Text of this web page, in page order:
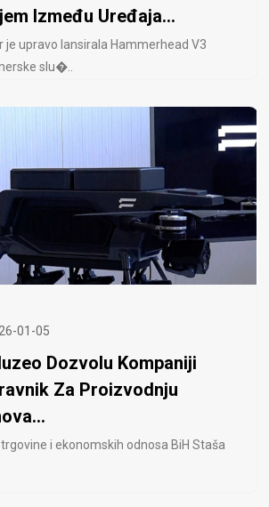
Između Uređaja...
je upravo lansirala Hammerhead V3
slu�..
01-05
Dozvolu Kompaniji
Za Proizvodnju
i ekonomskih odnosa BiH Staša